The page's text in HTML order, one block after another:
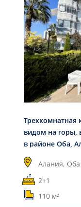
Трехкомнатная
видом на горы,
в районе Оба,
Алания, Оба
2+1
110 м²